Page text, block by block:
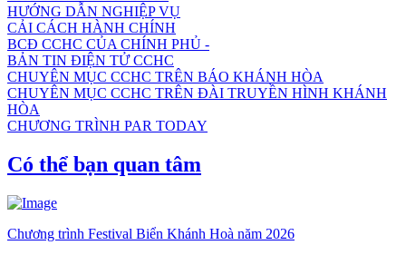
HƯỚNG DẪN NGHIỆP VỤ
CẢI CÁCH HÀNH CHÍNH
BCĐ CCHC CỦA CHÍNH PHỦ -
BẢN TIN ĐIỆN TỬ CCHC
CHUYÊN MỤC CCHC TRÊN BÁO KHÁNH HÒA
CHUYÊN MỤC CCHC TRÊN ĐÀI TRUYỀN HÌNH KHÁNH
HÒA
CHƯƠNG TRÌNH PAR TODAY
Có thể bạn quan tâm
Chương trình Festival Biển Khánh Hoà năm 2026